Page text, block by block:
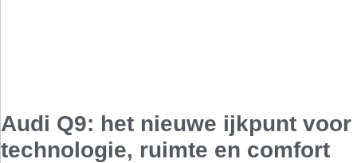
Audi Q9: het nieuwe ijkpunt voor
technologie, ruimte en comfort